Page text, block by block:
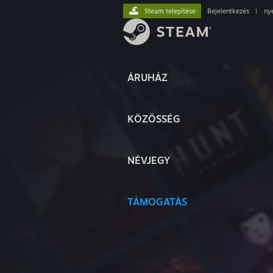
ÁRUHÁZ
KÖZÖSSÉG
NÉVJEGY
TÁMOGATÁS
Steam telepítése Bejelentkezés